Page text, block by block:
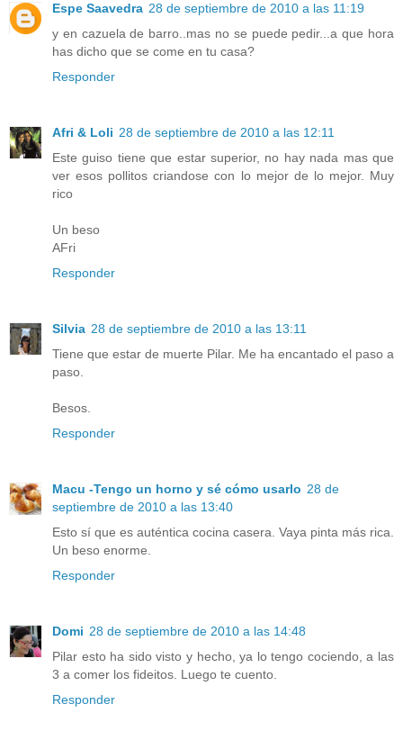
Espe Saavedra 28 de septiembre de 2010 a las 11:19
y en cazuela de barro..mas no se puede pedir...a que hora
has dicho que se come en tu casa?
Responder
Afri & Loli 28 de septiembre de 2010 a las 12:11
Este guiso tiene que estar superior, no hay nada mas que
ver esos pollitos criandose con lo mejor de lo mejor. Muy
rico
Un beso
AFri
Responder
Silvia 28 de septiembre de 2010 a las 13:11
Tiene que estar de muerte Pilar. Me ha encantado el paso a
paso.
Besos.
Responder
Macu -Tengo un horno y sé cómo usarlo 28 de
septiembre de 2010 a las 13:40
Esto sí que es auténtica cocina casera. Vaya pinta más rica.
Un beso enorme.
Responder
Domi 28 de septiembre de 2010 a las 14:48
Pilar esto ha sido visto y hecho, ya lo tengo cociendo, a las
3 a comer los fideitos. Luego te cuento.
Responder